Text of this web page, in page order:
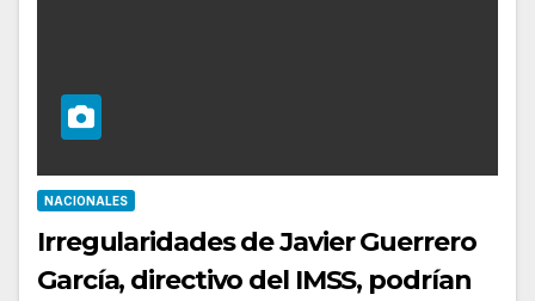
NACIONALES
Irregularidades de Javier Guerrero
García, directivo del IMSS, podrían